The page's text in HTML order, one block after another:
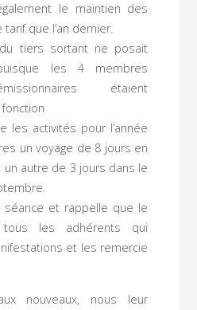
le maintien des
que l’an dernier.
tiers sortant ne posait
les 4 membres
étaient
les activités pour l’année
un voyage de 8 jours en
autre de 3 jours dans le
et rappelle que le
les adhérents qui
et les remercie
nouveaux, nous leur